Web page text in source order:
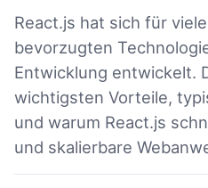
React.js hat sich für
bevorzugten
Entwicklung entwickelt.
wichtigsten Vorteile,
und warum React.js
und skalierbare